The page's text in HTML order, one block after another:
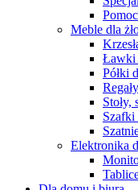
Meble dla
Ławki
Półki
Szafki
Elektronika